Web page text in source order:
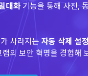
대화 기능을 통해 사진,
사라지는 자동 삭제 설정
의 보안 혁명을 경험해